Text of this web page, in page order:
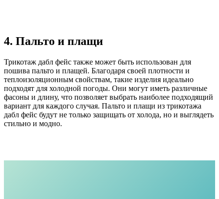
4. Пальто и плащи
Трикотаж дабл фейс также может быть использован для
пошива пальто и плащей. Благодаря своей плотности и
теплоизоляционным свойствам, такие изделия идеально
подходят для холодной погоды. Они могут иметь различные
фасоны и длину, что позволяет выбрать наиболее подходящий
вариант для каждого случая. Пальто и плащи из трикотажа
дабл фейс будут не только защищать от холода, но и выглядеть
стильно и модно.